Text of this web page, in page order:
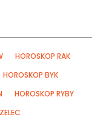
HOROSKOP RAK
HOROSKOP BYK
HOROSKOP RYBY